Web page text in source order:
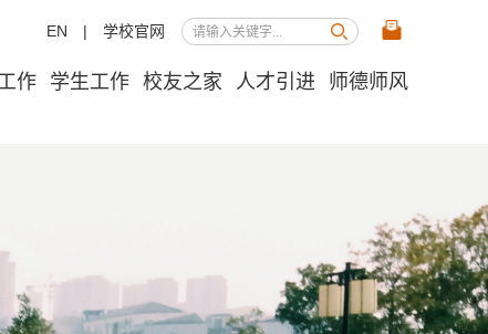
EN | 学校官网
作 学生工作 校友之家 人才引进 师德师风